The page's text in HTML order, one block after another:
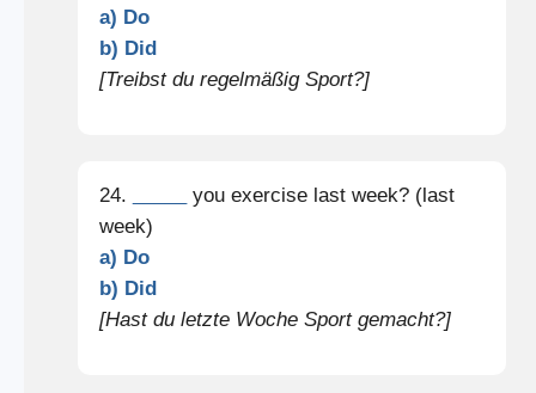
a) Do
b) Did
[Treibst du regelmäßig Sport?]
24.
you exercise last week? (last
week)
a) Do
b) Did
[Hast du letzte Woche Sport gemacht?]